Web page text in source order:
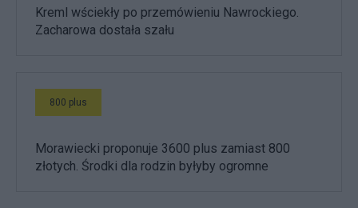
Kreml wściekły po przemówieniu Nawrockiego.
Zacharowa dostała szału
800 plus
Morawiecki proponuje 3600 plus zamiast 800
złotych. Środki dla rodzin byłyby ogromne